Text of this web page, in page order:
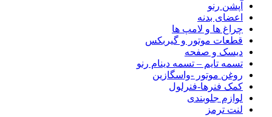
آپشن رنو
اعضای بدنه
چراغ ها و لامپ ها
قطعات موتور و گیربکس
دیسک و صفحه
تسمه تایم – تسمه دینام رنو
روغن موتور -واسگازین
کمک فنرها-فنرلول
لوازم جلوبندی
لنت ترمز